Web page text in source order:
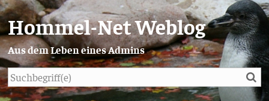
Hommel-Net Weblog
Aus dem Leben eines Admins